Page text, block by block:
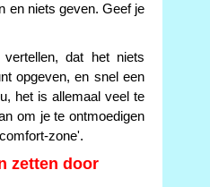
en niets geven. Geef je
dat het niets
opgeven, en snel een
het is allemaal veel te
om je te ontmoedigen
zone'.
zetten door